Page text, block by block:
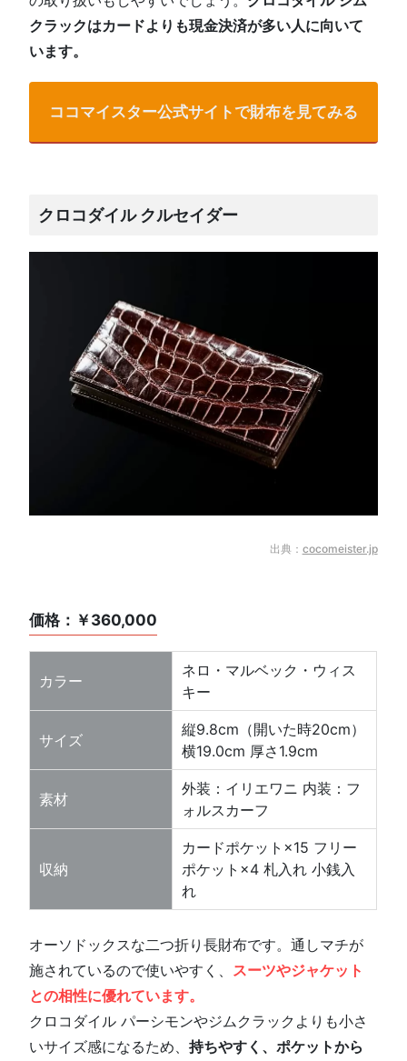
クラックはカードよりも現金決済が多い人に向いて
います。
ココマイスター公式サイトで財布を見てみる
クロコダイル クルセイダー
出典： cocomeister.jp
価格：￥360,000
カラー
ネロ・マルベック・ウィス
キー
サイズ
縦9.8cm（開いた時20cm）
横19.0cm 厚さ1.9cm
素材
外装：イリエワニ 内装：フ
ォルスカーフ
収納
カードポケット×15 フリー
ポケット×4 札入れ 小銭入
れ
オーソドックスな二つ折り長財布です。通しマチが
施されているので使いやすく、 スーツやジャケット
との相性に優れています。
クロコダイル パーシモンやジムクラックよりも小さ
いサイズ感になるため、持ちやすく、ポケットから